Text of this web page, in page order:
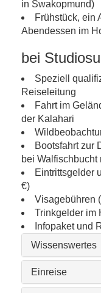
in Swakopmund)
Frühstück, ein
Abendessen im
bei
Speziell
Reiseleitung
Fahrt im
der Kalahari
Bootsfahrt zur
bei
Eintrittsgelder
€)
Visagebühren
Trinkgelder im
Infopaket und
Wissenswertes
Einreise